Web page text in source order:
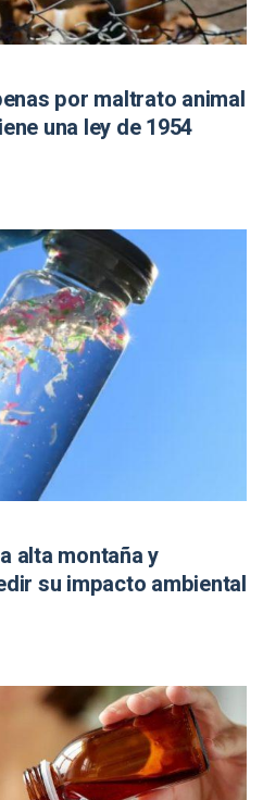
por maltrato animal
una ley de 1954
alta montaña y
su impacto ambiental